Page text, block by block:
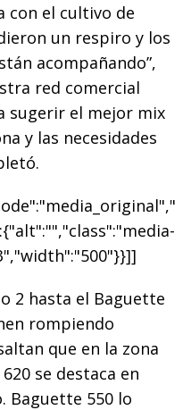
con el cultivo de
un respiro y los
acompañando”,
red comercial
sugerir el mejor mix
y las necesidades
2 hasta el Baguette
rompiendo
que en la zona
se destaca en
Baguette 550 lo